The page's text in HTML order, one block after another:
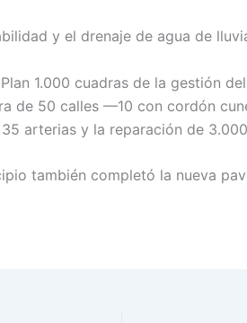
y el drenaje de agua de
1.000 cuadras de la gestión
de 50 calles —10 con cordón
arterias y la reparación de
también completó la nueva